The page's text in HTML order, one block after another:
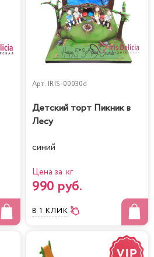
Арт. IRIS-00030d
Детский торт Пикник в
Лесу
синий
Цена за кг
990 руб.
В 1 КЛИК